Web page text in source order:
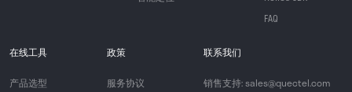
FAQ
在线工具
产品选型
政策
服务协议
联系我们
销售支持: sales@quectel.com